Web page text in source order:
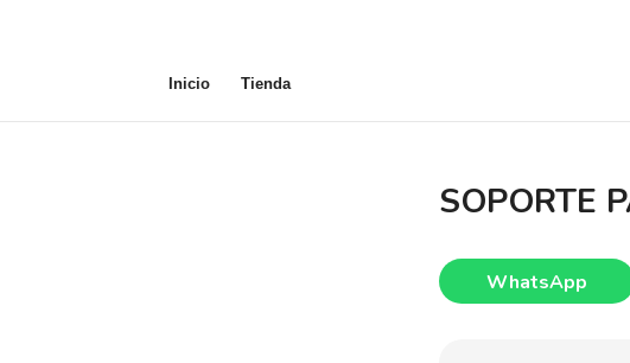
Inicio Tienda
SOPORTE
WhatsApp